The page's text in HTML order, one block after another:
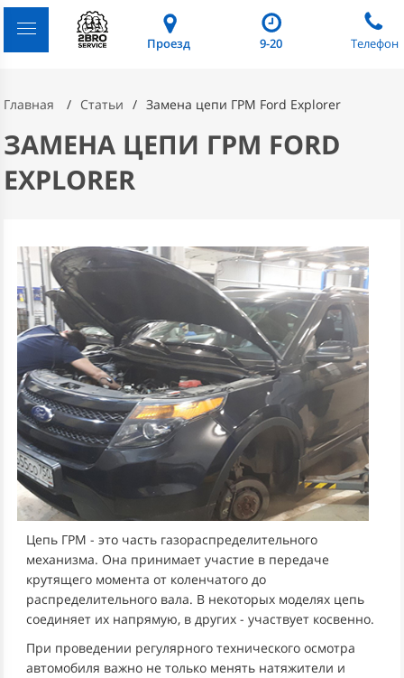
Проезд 9-20 Телефон
Главная Статьи Замена цепи ГРМ Ford Explorer
ЗАМЕНА ЦЕПИ ГРМ FORD
EXPLORER
Цепь ГРМ - это часть газораспределительного
механизма. Она принимает участие в передаче
крутящего момента от коленчатого до
распределительного вала. В некоторых моделях цепь
соединяет их напрямую, в других - участвует косвенно.
При проведении регулярного технического осмотра
автомобиля важно не только менять натяжители и